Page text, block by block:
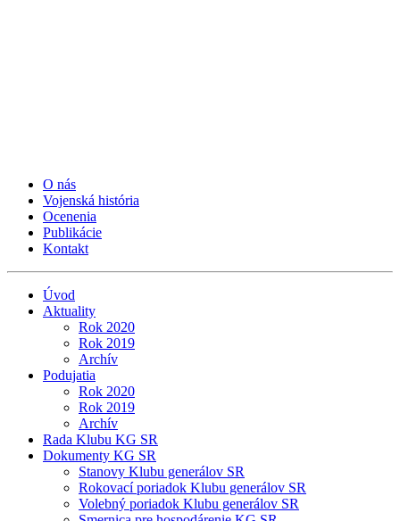
O nás
Vojenská história
Ocenenia
Publikácie
Kontakt
Úvod
Aktuality
Rok 2020
Rok 2019
Archív
Podujatia
Rok 2020
Rok 2019
Archív
Rada Klubu KG SR
Dokumenty KG SR
Stanovy Klubu generálov SR
Rokovací poriadok Klubu generálov SR
Volebný poriadok Klubu generálov SR